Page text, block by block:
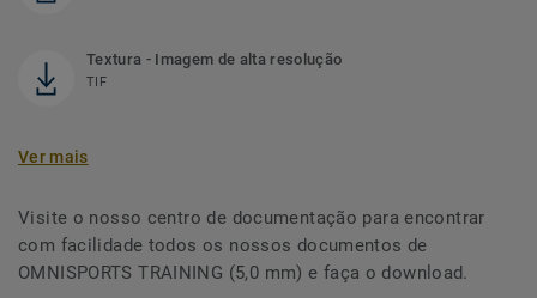
Textura - Imagem de alta resolução
TIF
Ver mais
Visite o nosso centro de documentação para encontrar
com facilidade todos os nossos documentos de
OMNISPORTS TRAINING (5,0 mm) e faça o download.